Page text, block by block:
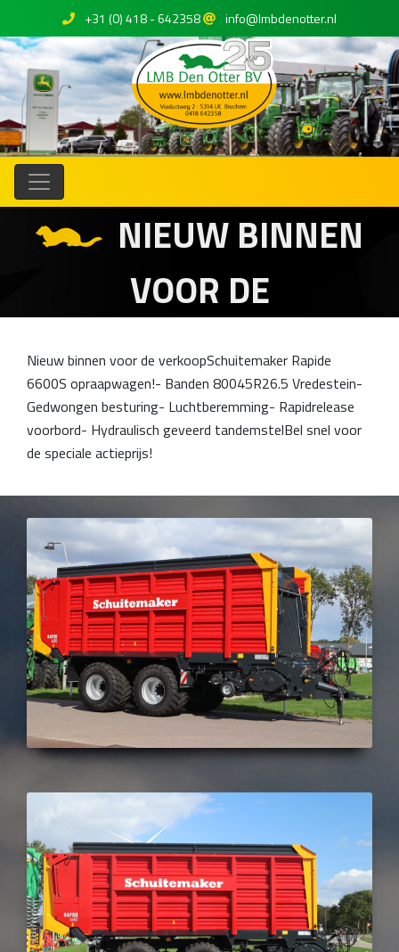
+31 (0) 418 - 642358 info@lmbdenotter.nl
NIEUW BINNEN
VOOR DE
Nieuw binnen voor de verkoopSchuitemaker Rapide
6600S opraapwagen!- Banden 80045R26.5 Vredestein-
Gedwongen besturing- Luchtberemming- Rapidrelease
voorbord- Hydraulisch geveerd tandemstelBel snel voor
de speciale actieprijs!